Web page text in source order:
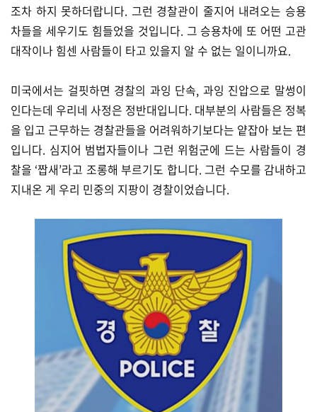
조차 하지 못하더랍니다. 그런 경찰관이 줄지어 내려오는 승용
차들을 세우기도 힘들었을 것입니다. 그 승용차에 또 어떤 고관
대작이나 힘센 사람들이 타고 있을지 알 수 없는 일이니까요.
미국에서는 걸핏하면 경찰의 과잉 단속, 과잉 진압으로 말썽이
인다는데 우리네 사정은 정반대입니다. 대부분의 사람들은 정복
을 입고 근무하는 경찰관들을 어려워하기보다는 얕잡아 보는 편
입니다. 심지어 범법자들이나 그런 위험군에 드는 사람들이 경
찰을 ‘짭새’라고 조롱해 부르기도 합니다. 그런 수모를 감내하고
지내온 게 우리 민중의 지팡이 경찰이었습니다.